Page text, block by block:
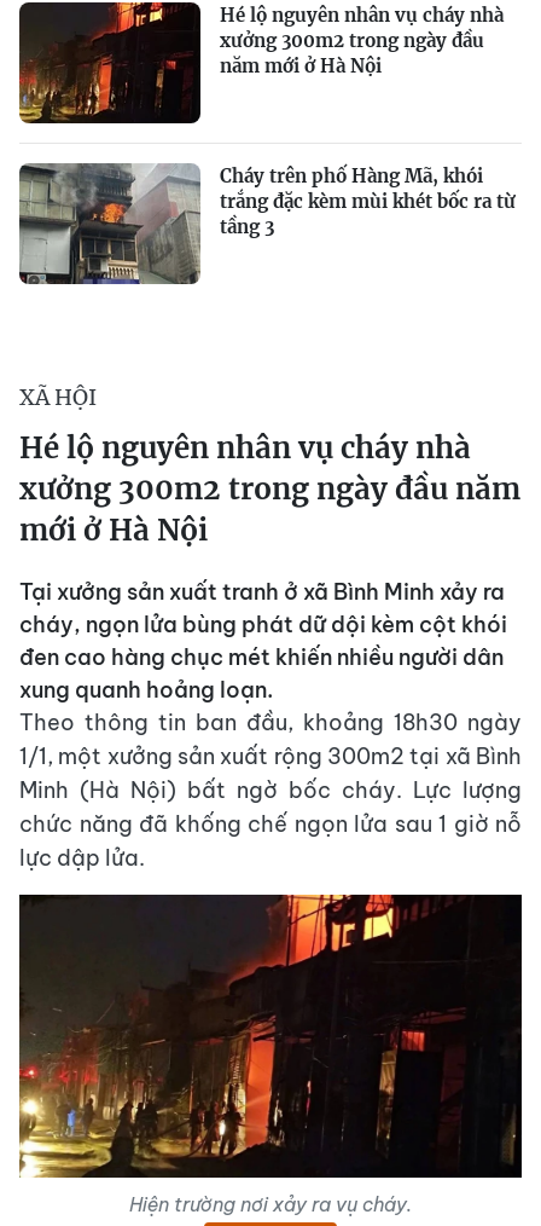
Hé lộ nguyên nhân vụ cháy nhà
xưởng 300m2 trong ngày đầu
năm mới ở Hà Nội
Cháy trên phố Hàng Mã, khói
trắng đặc kèm mùi khét bốc ra từ
tầng 3
XÃ HỘI
Hé lộ nguyên nhân vụ cháy nhà
xưởng 300m2 trong ngày đầu năm
mới ở Hà Nội
Tại xưởng sản xuất tranh ở xã Bình Minh xảy ra
cháy, ngọn lửa bùng phát dữ dội kèm cột khói
đen cao hàng chục mét khiến nhiều người dân
xung quanh hoảng loạn.
Theo thông tin ban đầu, khoảng 18h30 ngày
1/1, một xưởng sản xuất rộng 300m2 tại xã Bình
Minh (Hà Nội) bất ngờ bốc cháy. Lực lượng
chức năng đã khống chế ngọn lửa sau 1 giờ nỗ
lực dập lửa.
Hiện trường nơi xảy ra vụ cháy.